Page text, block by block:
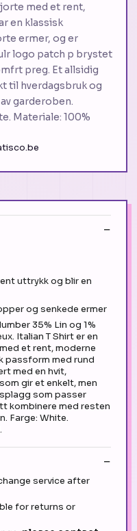
med et rent,
en klassisk
ermer, og er
logo patch p brystet
preg. Et allsidig
til hverdagsbruk og
garderoben.
Materiale: 100%
uttrykk og blir en
og senkede ermer
35% Lin og 1%
Italian T Shirt er en
et rent, moderne
passform med rund
med en hvit,
gir et enkelt, men
som passer
kombinere med resten
Farge: White.
service after
for returns or